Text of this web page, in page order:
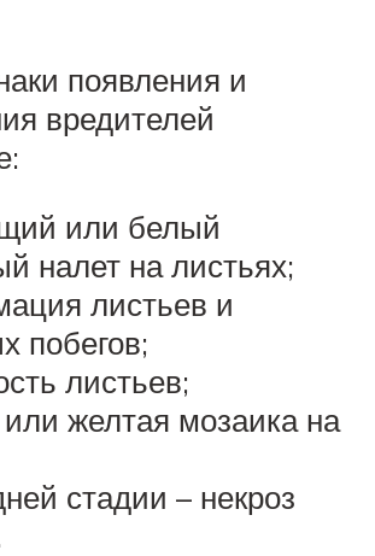
появления и
вредителей
или белый
налет на листьях;
листьев и
побегов;
листьев;
желтая мозаика на
стадии – некроз